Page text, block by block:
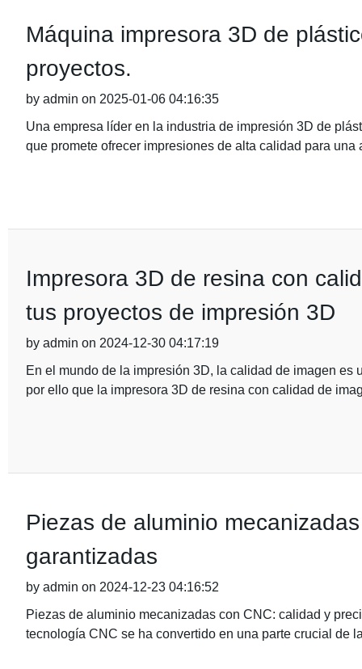
Máquina impresora 3D de
proyectos.
by admin on 2025-01-06 04:16:35
Una empresa líder en la industria de impresión 3D de
que promete ofrecer impresiones de alta calidad para una
Impresora 3D de resina con
tus proyectos de impresión 3D
by admin on 2024-12-30 04:17:19
En el mundo de la impresión 3D, la calidad de imagen
por ello que la impresora 3D de resina con calidad de
Piezas de aluminio
garantizadas
by admin on 2024-12-23 04:16:52
Piezas de aluminio mecanizadas con CNC: calidad y
tecnología CNC se ha convertido en una parte crucial de